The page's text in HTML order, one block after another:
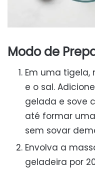
Modo de
Em uma
e o sal.
gelada e sove
até formar
sem sovar
Envolva a
geladeira por